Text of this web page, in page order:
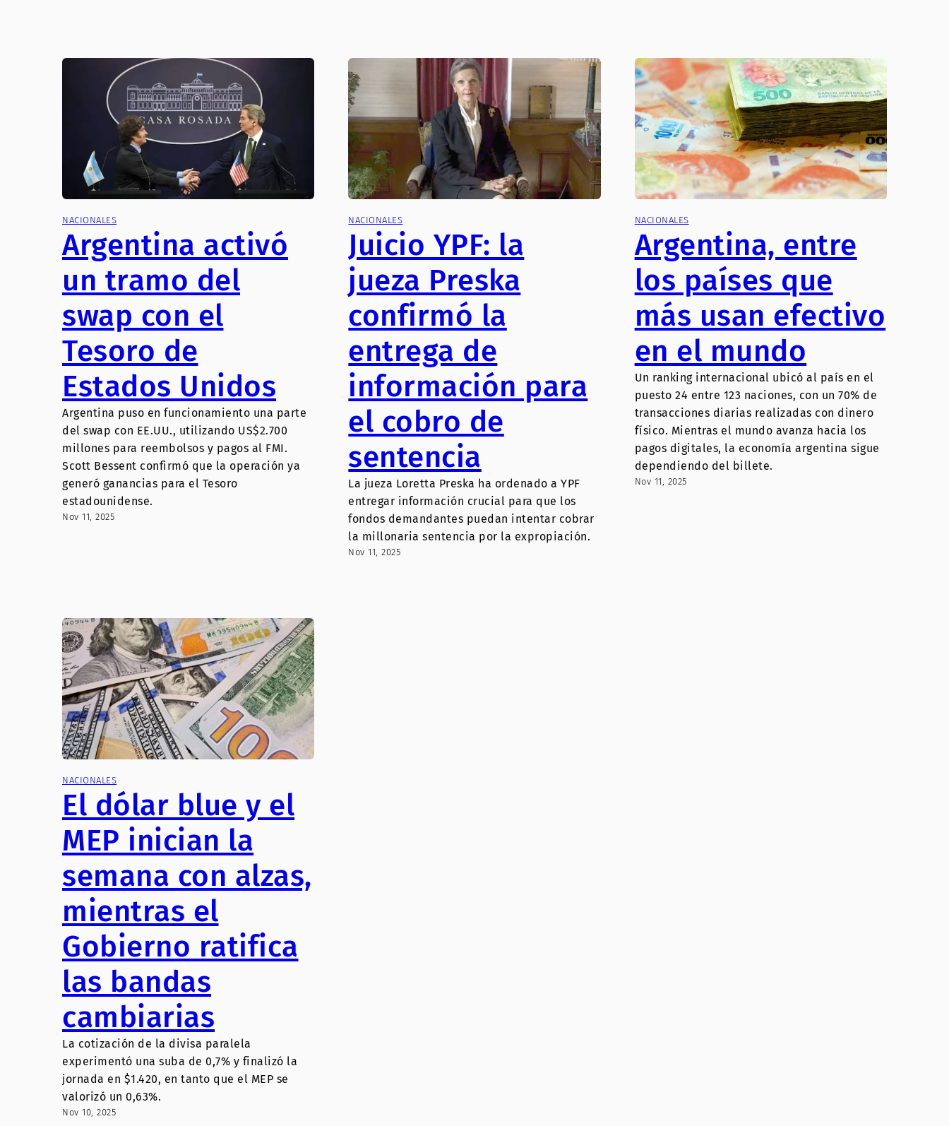
NACIONALES
Argentina activó
un tramo del
swap con el
Tesoro de
Estados Unidos
Argentina puso en funcionamiento una parte
del swap con EE.UU., utilizando US$2.700
millones para reembolsos y pagos al FMI.
Scott Bessent confirmó que la operación ya
generó ganancias para el Tesoro
estadounidense.
Nov 11, 2025
NACIONALES
Juicio YPF: la
jueza Preska
confirmó la
entrega de
información para
el cobro de
sentencia
La jueza Loretta Preska ha ordenado a YPF
entregar información crucial para que los
fondos demandantes puedan intentar cobrar
la millonaria sentencia por la expropiación.
Nov 11, 2025
NACIONALES
Argentina, entre
los países que
más usan efectivo
en el mundo
Un ranking internacional ubicó al país en el
puesto 24 entre 123 naciones, con un 70% de
transacciones diarias realizadas con dinero
físico. Mientras el mundo avanza hacia los
pagos digitales, la economía argentina sigue
dependiendo del billete.
Nov 11, 2025
NACIONALES
El dólar blue y el
MEP inician la
semana con alzas,
mientras el
Gobierno ratifica
las bandas
cambiarias
La cotización de la divisa paralela
experimentó una suba de 0,7% y finalizó la
jornada en $1.420, en tanto que el MEP se
valorizó un 0,63%.
Nov 10, 2025